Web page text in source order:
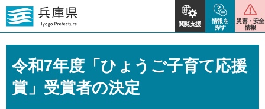
閲覧支援
情報を
探す
災害・安全
情報
令和7年度「ひょうご子育て応援
賞」受賞者の決定